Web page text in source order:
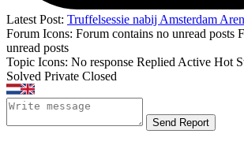
Latest Post: Truffelsessie nabij Amsterdam
Forum Icons: Forum contains no unread posts
unread posts
Topic Icons: No response Replied Active Hot
Solved Private Closed